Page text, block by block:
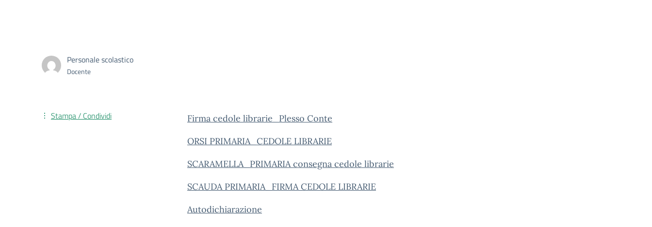
Personale scolastico
Docente
Firma cedole librarie_Plesso Conte
ORSI PRIMARIA_CEDOLE LIBRARIE
SCARAMELLA_PRIMARIA consegna cedole librarie
SCAUDA PRIMARIA_FIRMA CEDOLE LIBRARIE
Autodichiarazione
Stampa / Condividi